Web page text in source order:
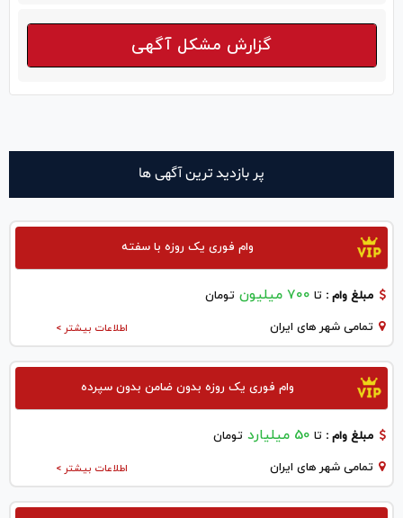
گزارش مشکل آگهی
پر بازدید ترین آگهی ها
وام فوری یک روزه با سفته
مبلغ وام : تا 700 میلیون تومان
اطلاعات بیشتر > تمامی شهر های ایران
وام فوری یک روزه بدون ضامن بدون سپرده
مبلغ وام : تا 50 میلیارد تومان
اطلاعات بیشتر > تمامی شهر های ایران